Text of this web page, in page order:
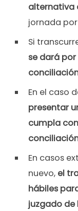
alternativa
jornada
Si
se dará
En el caso
presentar
cumpla
En casos
nuevo, el
hábiles
juzgado de